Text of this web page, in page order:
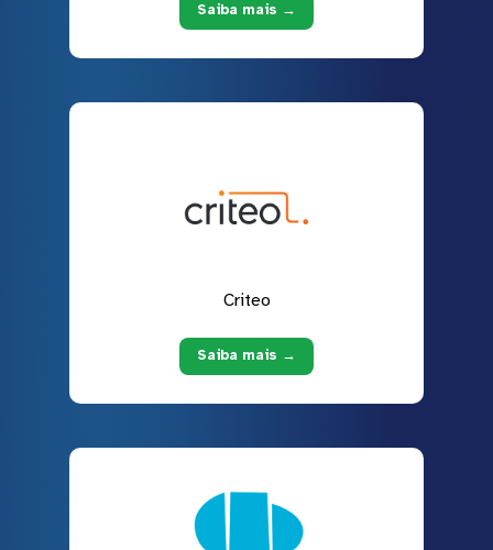
Saiba mais →
Criteo
Saiba mais →